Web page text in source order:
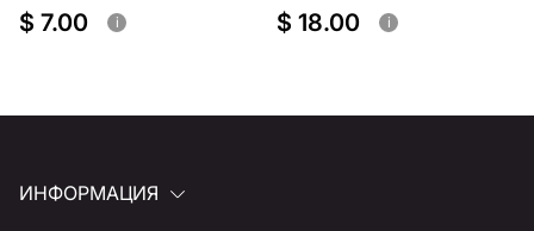
$ 7.00 i $ 18.00 i
ИНФОРМАЦИЯ